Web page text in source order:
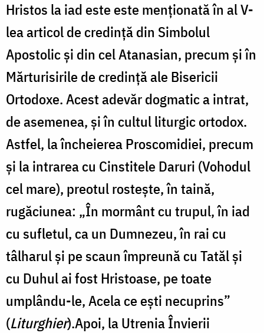
Hristos la iad este este menţionată în al V-
lea articol de credinţă din Simbolul
Apostolic şi din cel Atanasian, precum şi în
Mărturisirile de credinţă ale Bisericii
Ortodoxe. Acest adevăr dogmatic a intrat,
de asemenea, și în cultul liturgic ortodox.
Astfel, la încheierea Proscomidiei, precum
şi la intrarea cu Cinstitele Daruri (Vohodul
cel mare), preotul rosteşte, în taină,
rugăciunea: „În mormânt cu trupul, în iad
cu sufletul, ca un Dumnezeu, în rai cu
tâlharul şi pe scaun împreună cu Tatăl şi
cu Duhul ai fost Hristoase, pe toate
umplându-le, Acela ce eşti necuprins”
(Liturghier).Apoi, la Utrenia Învierii